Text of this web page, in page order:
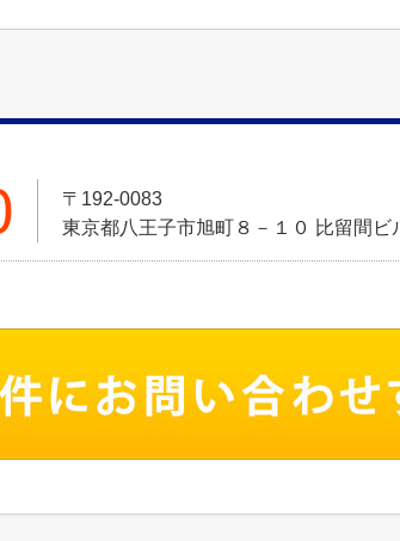
〒192-0083
東京都八王子市旭町８－１０ 比留間ビ